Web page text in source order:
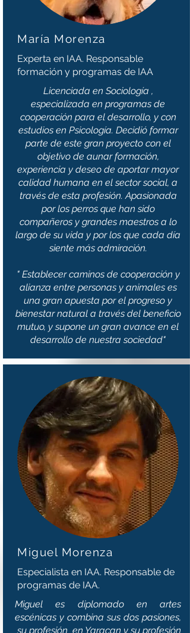
María Morenza
Experta en IAA. Responsable
formación y programas de IAA
Licenciada en Sociología ,
especializada en programas de
cooperación para el desarrollo, y con
estudios en Psicología. Decidió formar
parte de este gran proyecto con el
objetivo de aunar formación,
experiencia y deseo de aportar mayor
calidad humana en el sector social, a
través de esta profesión. Apasionada
por los perros que han sido
compañeros y grandes maestros a lo
largo de su vida y por los que cada día
siente más admiración.
" Establecer caminos de cooperación y
alianza entre personas y animales es
una gran apuesta por el progreso y
bienestar natural a través del beneficio
mutuo, y supone un gran avance en el
desarrollo de nuestra sociedad"
Miguel Morenza
Especialista en IAA. Responsable de
programas de IAA.
Miguel es diplomado en artes
escénicas y combina sus dos pasiones,
su profesión en Yaracan y su profesión